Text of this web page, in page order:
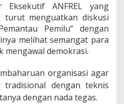
ANFREL yang
menguatkan diskusi
Pemilu” dengan
melihat semangat para
mengawal demokrasi.
organisasi agar
dengan teknis
dengan nada tegas.